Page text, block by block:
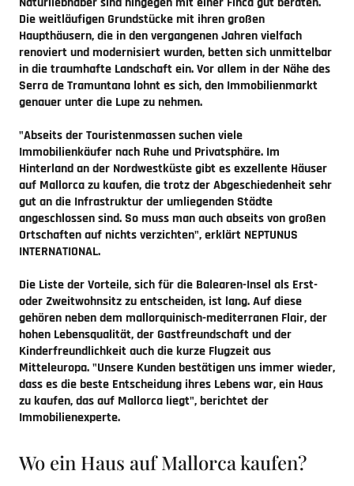
Die weitläufigen Grundstücke mit ihren großen
Haupthäusern, die in den vergangenen Jahren vielfach
renoviert und modernisiert wurden, betten sich unmittelbar
in die traumhafte Landschaft ein. Vor allem in der Nähe des
Serra de Tramuntana lohnt es sich, den Immobilienmarkt
genauer unter die Lupe zu nehmen.
"Abseits der Touristenmassen suchen viele
Immobilienkäufer nach Ruhe und Privatsphäre. Im
Hinterland an der Nordwestküste gibt es exzellente Häuser
auf Mallorca zu kaufen, die trotz der Abgeschiedenheit sehr
gut an die Infrastruktur der umliegenden Städte
angeschlossen sind. So muss man auch abseits von großen
Ortschaften auf nichts verzichten", erklärt NEPTUNUS
INTERNATIONAL.
Die Liste der Vorteile, sich für die Balearen-Insel als Erst-
oder Zweitwohnsitz zu entscheiden, ist lang. Auf diese
gehören neben dem mallorquinisch-mediterranen Flair, der
hohen Lebensqualität, der Gastfreundschaft und der
Kinderfreundlichkeit auch die kurze Flugzeit aus
Mitteleuropa. "Unsere Kunden bestätigen uns immer wieder,
dass es die beste Entscheidung ihres Lebens war, ein Haus
zu kaufen, das auf Mallorca liegt", berichtet der
Immobilienexperte.
Wo ein Haus auf Mallorca kaufen?